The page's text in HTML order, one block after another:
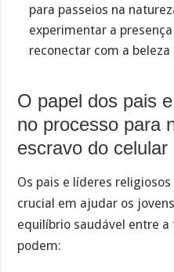
para passeios na
experimentar a
reconectar com a beleza
O papel dos pais
no processo para
escravo do celular
Os pais e líderes
crucial em ajudar os
equilíbrio saudável entre a
podem: